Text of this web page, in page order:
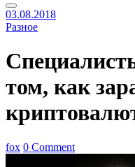
03.08.2018
Разное
том, как
fox 0 Comment